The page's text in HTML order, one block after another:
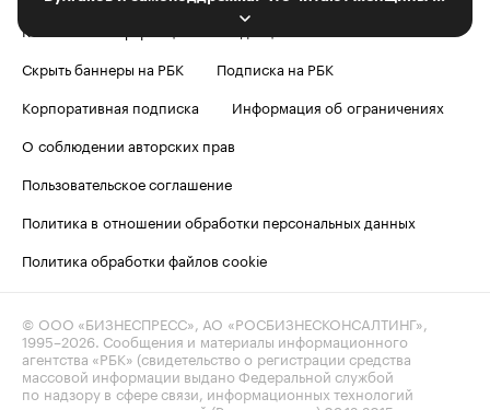
Контактная информация
Редакция
Скрыть баннеры на РБК
Подписка на РБК
Корпоративная подписка
Информация об ограничениях
О соблюдении авторских прав
Пользовательское соглашение
Политика в отношении обработки персональных данных
Политика обработки файлов cookie
© ООО «БИЗНЕСПРЕСС», АО «РОСБИЗНЕСКОНСАЛТИНГ»,
1995–2026 . Сообщения и материалы информационного
агентства «РБК» (свидетельство о регистрации средства
массовой информации выдано Федеральной службой
по надзору в сфере связи, информационных технологий